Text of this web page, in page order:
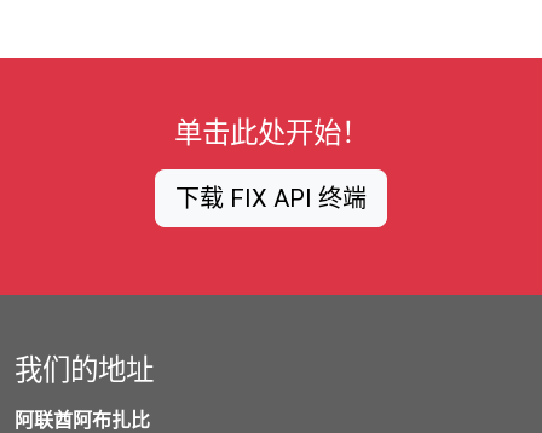
单击此处开始！
下载 FIX API 终端
我们的地址
阿联酋阿布扎比